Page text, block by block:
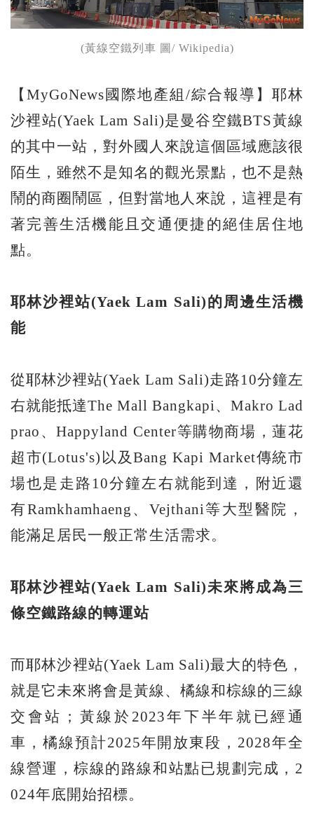
(黃線空鐵列車 圖/ Wikipedia)
【MyGoNews國際地產組/綜合報導】耶林
沙裡站(Yaek Lam Sali)是曼谷空鐵BTS黃線
的其中一站，對外國人來說這個區域應該很
陌生，雖然不是知名的觀光景點，也不是熱
鬧的商圈鬧區，但對當地人來說，這裡是有
著完善生活機能且交通便捷的絕佳居住地
點。
耶林沙裡站(Yaek Lam Sali)的周邊生活機
能
從耶林沙裡站(Yaek Lam Sali)走路10分鐘左
右就能抵達The Mall Bangkapi、Makro Lad
prao、Happyland Center等購物商場，蓮花
超市(Lotus's)以及Bang Kapi Market傳統市
場也是走路10分鐘左右就能到達，附近還
有Ramkhamhaeng、Vejthani等大型醫院，
能滿足居民一般正常生活需求。
耶林沙裡站(Yaek Lam Sali)未來將成為三
條空鐵路線的轉運站
而耶林沙裡站(Yaek Lam Sali)最大的特色，
就是它未來將會是黃線、橘線和棕線的三線
交會站；黃線於2023年下半年就已經通
車，橘線預計2025年開放東段，2028年全
線營運，棕線的路線和站點已規劃完成，2
024年底開始招標。